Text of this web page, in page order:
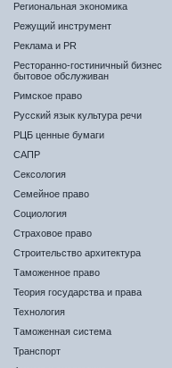
Региональная экономика
Режущий инструмент
Реклама и PR
Ресторанно-гостиничный бизнес
бытовое обслуживан
Римское право
Русский язык культура речи
РЦБ ценные бумаги
САПР
Сексология
Семейное право
Социология
Страховое право
Строительство архитектура
Таможенное право
Теория государства и права
Технология
Таможенная система
Транспорт